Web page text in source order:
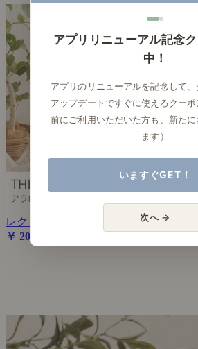
レクト3段バスケット AROROG
￥ 20,350
アプリリニューアル記念
中！
アプリのリニューアルを記念して
アップデートですぐに使えるクー
前にご利用いただいた方も、新た
ます）
いますぐGET！
次へ →